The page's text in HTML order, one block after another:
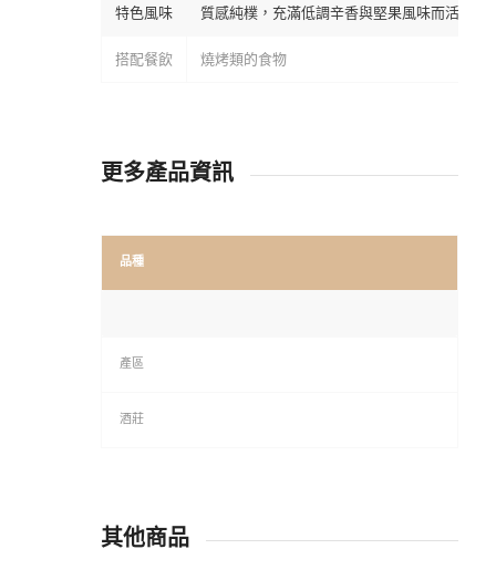
特色風味 質感純樸，充滿低調辛香與堅果風味而活潑
搭配餐飲 燒烤類的食物
更多產品資訊
品種
產區
酒莊
其他商品